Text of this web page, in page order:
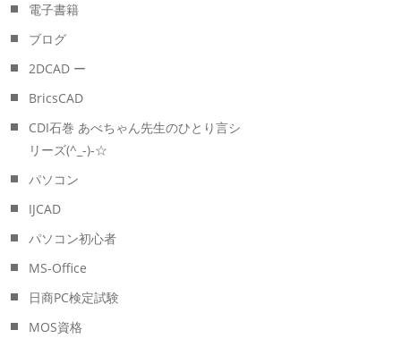
電子書籍
ブログ
2DCAD ー
BricsCAD
CDI石巻 あべちゃん先生のひとり言シ
リーズ(^_-)-☆
パソコン
IJCAD
パソコン初心者
MS-Office
日商PC検定試験
MOS資格